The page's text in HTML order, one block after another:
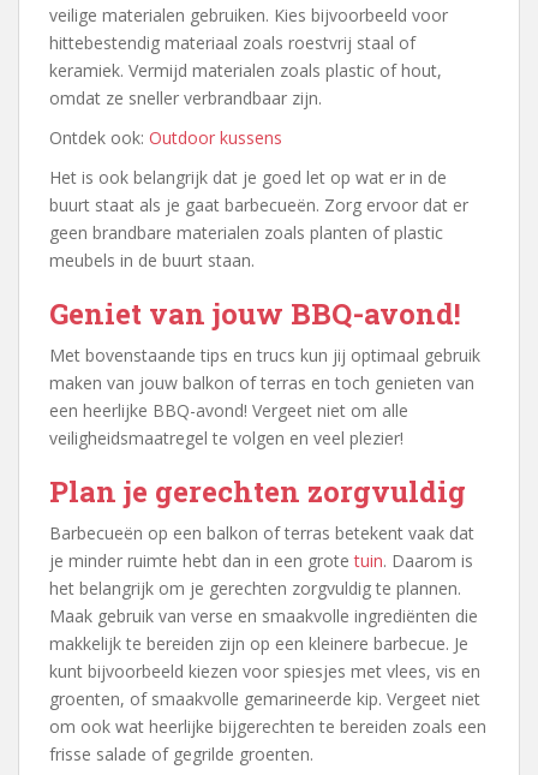
veilige materialen gebruiken. Kies bijvoorbeeld voor
hittebestendig materiaal zoals roestvrij staal of
keramiek. Vermijd materialen zoals plastic of hout,
omdat ze sneller verbrandbaar zijn.
Ontdek ook: Outdoor kussens
Het is ook belangrijk dat je goed let op wat er in de
buurt staat als je gaat barbecueën. Zorg ervoor dat er
geen brandbare materialen zoals planten of plastic
meubels in de buurt staan.
Geniet van jouw BBQ-avond!
Met bovenstaande tips en trucs kun jij optimaal gebruik
maken van jouw balkon of terras en toch genieten van
een heerlijke BBQ-avond! Vergeet niet om alle
veiligheidsmaatregel te volgen en veel plezier!
Plan je gerechten zorgvuldig
Barbecueën op een balkon of terras betekent vaak dat
je minder ruimte hebt dan in een grotetuin. Daarom is
het belangrijk om je gerechten zorgvuldig te plannen.
Maak gebruik van verse en smaakvolle ingrediënten die
makkelijk te bereiden zijn op een kleinere barbecue. Je
kunt bijvoorbeeld kiezen voor spiesjes met vlees, vis en
groenten, of smaakvolle gemarineerde kip. Vergeet niet
om ook wat heerlijke bijgerechten te bereiden zoals een
frisse salade of gegrilde groenten.